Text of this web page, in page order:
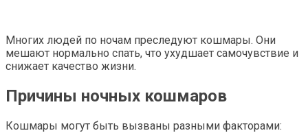
Многих людей по ночам преследуют кошмары. Они
мешают нормально спать, что ухудшает самочувствие и
снижает качество жизни.
Причины ночных кошмаров
Кошмары могут быть вызваны разными факторами: